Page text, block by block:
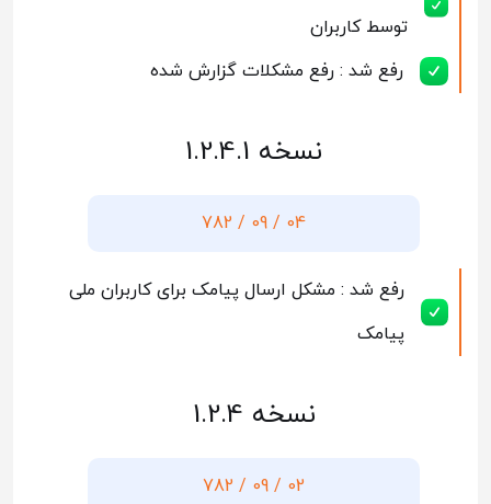
توسط کاربران
رفع شد : رفع مشکلات گزارش شده
نسخه 1.2.4.1
04 / 09 / 782
رفع شد : مشکل ارسال پیامک برای کاربران ملی
پیامک
نسخه 1.2.4
02 / 09 / 782